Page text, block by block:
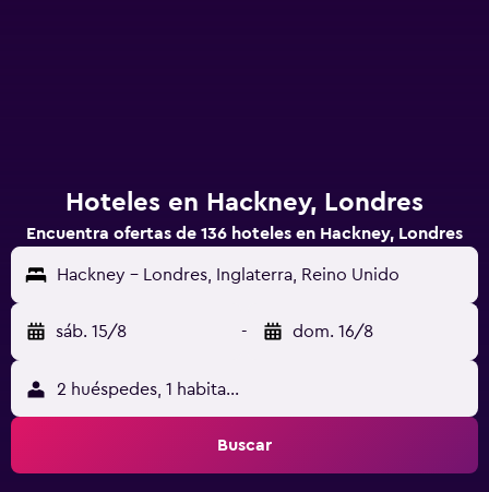
Hoteles en Hackney, Londres
Encuentra ofertas de 136 hoteles en Hackney, Londres
Hackney - Londres, Inglaterra, Reino Unido
sáb. 15/8 - dom. 16/8
2 huéspedes, 1 habitación
Buscar